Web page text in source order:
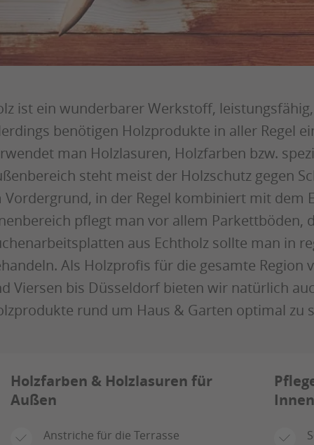
ist ein wunderbarer Werkstoff,
benötigen Holzprodukte in aller Regel
man Holzlasuren, Holzfarben bzw.
steht meist der Holzschutz gegen
Vordergrund, in der Regel kombiniert mit dem
pflegt man vor allem Parkettböden,
aus Echtholz sollte man in
Als Holzprofis für die gesamte Region
Viersen bis Düsseldorf bieten wir natürlich
rund um Haus & Garten optimal zu
Holzfarben & Holzlasuren für
Außen
Anstriche für die Terrasse